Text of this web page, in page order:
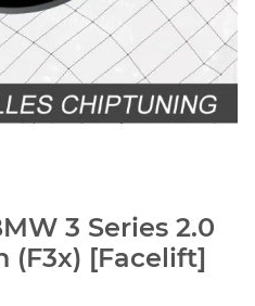
3 Series 2.0
(F3x) [Facelift]